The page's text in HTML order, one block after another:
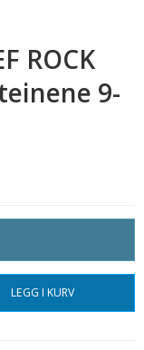
ROCK
9-
LEGG I KURV